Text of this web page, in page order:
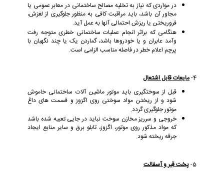
در مواردی که نیاز به تخلیه مصالح ساختمانی در معابر عمومی یا
مجاور آن باشد، باید مراقبت کافی به منظور جلوگیری از لغزش،
فروریختن یا ریزش احتمالی آنها به عمل آید.
هنگامی که براثر انجام عملیات ساختمانی خطری متوجه رفت
وآمد عابران و یا خودروها باشد، گماردن یک یا چند نگهبان با
پرچم اعلام خطر در فاصله مناسب الزامی است.
4- مایعات قابل اشتعال
قبل از سوختگیری باید موتور ماشین آلات ساختمانی خاموش
شود و از ریختن مواد سوختی روی اگزوز و قسمت های داغ
موتور جلوگیری گردد.
خروجی و سرریز مخازن سوخت نباید در جایی تعبیه شده باشد
که مواد مذکور روی موتور، اگزوز، تابلو برق و سایر منابع ایجاد
جرقه ریخته شود.
5- پخت قیر و آسفالت